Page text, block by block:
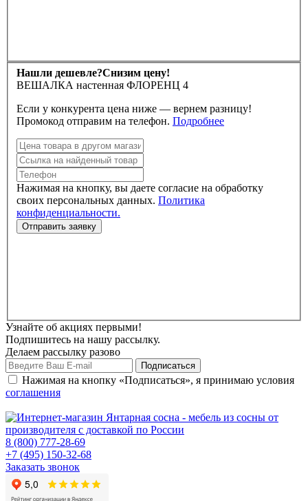
Нашли дешевле?Снизим цену!
ВЕШАЛКА настенная ФЛОРЕНЦ 4
Если у конкурента цена ниже — вернем разницу!
Промокод отправим на телефон. Подробнее
Нажимая на кнопку, вы даете согласие на обработку
своих персональных данных. Политика
конфиденциальности.
Узнайте об акциях первыми!
Подпишитесь на нашу рассылку.
Делаем рассылку разово
Нажимая на кнопку «Подписаться», я принимаю условия
соглашения
8 (800) 777-28-69
+7 (495) 150-32-68
Заказать звонок